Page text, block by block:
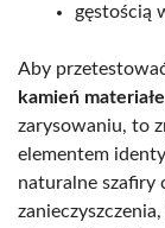
gęstością
Aby
kamień
zarysowaniu, to
elementem
naturalne szafiry